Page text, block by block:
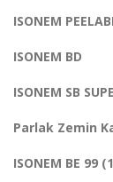
ISONEM
ISONEM BD
ISONEM SB
Parlak Zemin
ISONEM BE 99